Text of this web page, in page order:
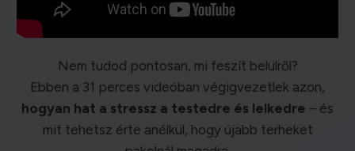
Nem tudod pontosan, mi feszít belülről?
Ebben a 31 perces videóban végigvezetlek azon,
hogyan hat a stressz a testedre és lelkedre – és
mit tehetsz érte anélkül, hogy újabb terheket